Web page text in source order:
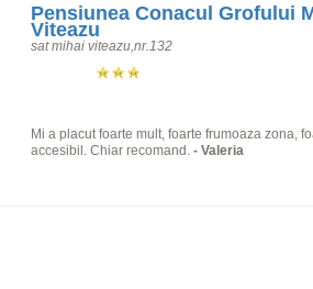
Pensiunea Conacul Grofului
Viteazu
sat mihai viteazu,nr.132
Mi a placut foarte mult, foarte frumoaza zona,
accesibil. Chiar recomand.- Valeria